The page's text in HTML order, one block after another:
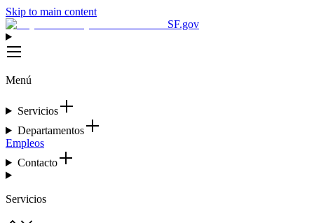
Skip to main content
SF.gov
Menú
Servicios
Departamentos
Empleos
Contacto
Servicios